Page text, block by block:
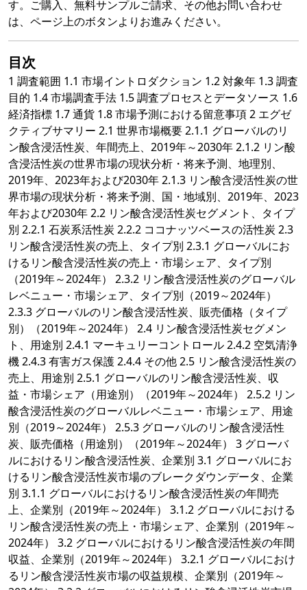
す。ご購入、無料サンプルご請求、その他お問い合わせ
は、ページ上のボタンよりお進みください。
目次
1 調査範囲 1.1 市場イントロダクション 1.2 対象年 1.3 調査
目的 1.4 市場調査手法 1.5 調査プロセスとデータソース 1.6
経済指標 1.7 通貨 1.8 市場予測における留意事項 2 エグゼ
クティブサマリー 2.1 世界市場概要 2.1.1 グローバルのリ
ン酸含浸活性炭、年間売上、2019年～2030年 2.1.2 リン酸
含浸活性炭の世界市場の現状分析・将来予測、地理別、
2019年、2023年および2030年 2.1.3 リン酸含浸活性炭の世
界市場の現状分析・将来予測、国・地域別、2019年、2023
年および2030年 2.2 リン酸含浸活性炭セグメント、タイプ
別 2.2.1 石炭系活性炭 2.2.2 ココナッツベースの活性炭 2.3
リン酸含浸活性炭の売上、タイプ別 2.3.1 グローバルにお
けるリン酸含浸活性炭の売上・市場シェア、タイプ別
（2019年～2024年） 2.3.2 リン酸含浸活性炭のグローバル
レベニュー・市場シェア、タイプ別（2019～2024年）
2.3.3 グローバルのリン酸含浸活性炭、販売価格（タイプ
別）（2019年～2024年） 2.4 リン酸含浸活性炭セグメン
ト、用途別 2.4.1 マーキュリーコントロール 2.4.2 空気清浄
機 2.4.3 有害ガス保護 2.4.4 その他 2.5 リン酸含浸活性炭の
売上、用途別 2.5.1 グローバルのリン酸含浸活性炭、収
益・市場シェア（用途別）（2019年～2024年） 2.5.2 リン
酸含浸活性炭のグローバルレベニュー・市場シェア、用途
別（2019～2024年） 2.5.3 グローバルのリン酸含浸活性
炭、販売価格（用途別）（2019年～2024年） 3 グローバ
ルにおけるリン酸含浸活性炭、企業別 3.1 グローバルにお
けるリン酸含浸活性炭市場のブレークダウンデータ、企業
別 3.1.1 グローバルにおけるリン酸含浸活性炭の年間売
上、企業別（2019年～2024年） 3.1.2 グローバルにおける
リン酸含浸活性炭の売上・市場シェア、企業別（2019年～
2024年） 3.2 グローバルにおけるリン酸含浸活性炭の年間
収益、企業別（2019年～2024年） 3.2.1 グローバルにおけ
るリン酸含浸活性炭市場の収益規模、企業別（2019年～